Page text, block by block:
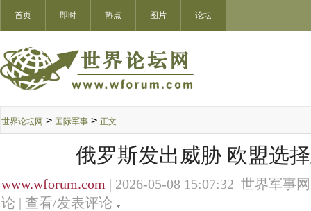
首页 即时 热点 图片 论坛
世界论坛网 > 国际军事 > 正文
俄罗斯发出威胁 欧盟选
www.wforum.com | 2026-05-08 15:07:32 世界军事
论 | 查看/发表评论